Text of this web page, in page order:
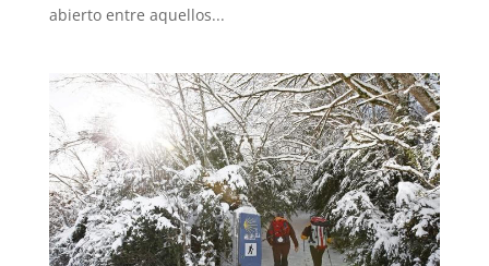
abierto entre aquellos...